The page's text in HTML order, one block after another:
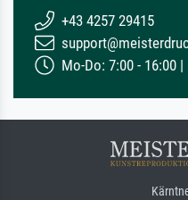
+43 4257 29415
Mo-Do: 7:00 - 16:00 |